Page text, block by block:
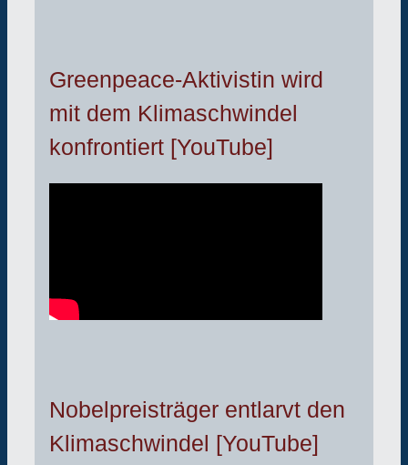
Greenpeace-Aktivistin wird
mit dem Klimaschwindel
konfrontiert [YouTube]
Nobelpreisträger entlarvt den
Klimaschwindel [YouTube]